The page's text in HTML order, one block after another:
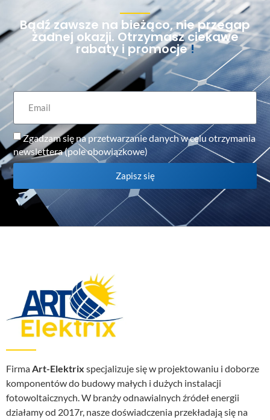
Bądź zawsze na bieżąco, nie przegap
żadnej okazji. Otrzymasz ciekawe
rabaty i promocje!
Zgadzam się na przetwarzanie danych w celu otrzymania
newslettera (pole obowiązkowe)
Zapisz się
FirmaArt-Elektrix specjalizuje się w projektowaniu i doborze
komponentów do budowy małych i dużych instalacji
fotowoltaicznych. W branży odnawialnych źródeł energii
działamy od 2017r, nasze doświadczenia przekładają się na